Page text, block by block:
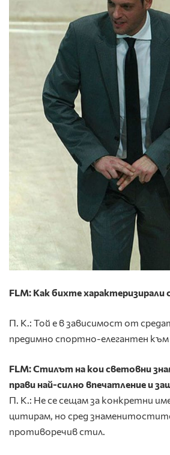
FLM: Как бихте характеризирали
П. К.: Той е в зависимост от
предимно спортно-елегантен
FLM: Стилът на кои световни
прави най-силно впечатление и
П. К.: Не се сещам за конкретни
цитирам, но сред
противоречив стил.